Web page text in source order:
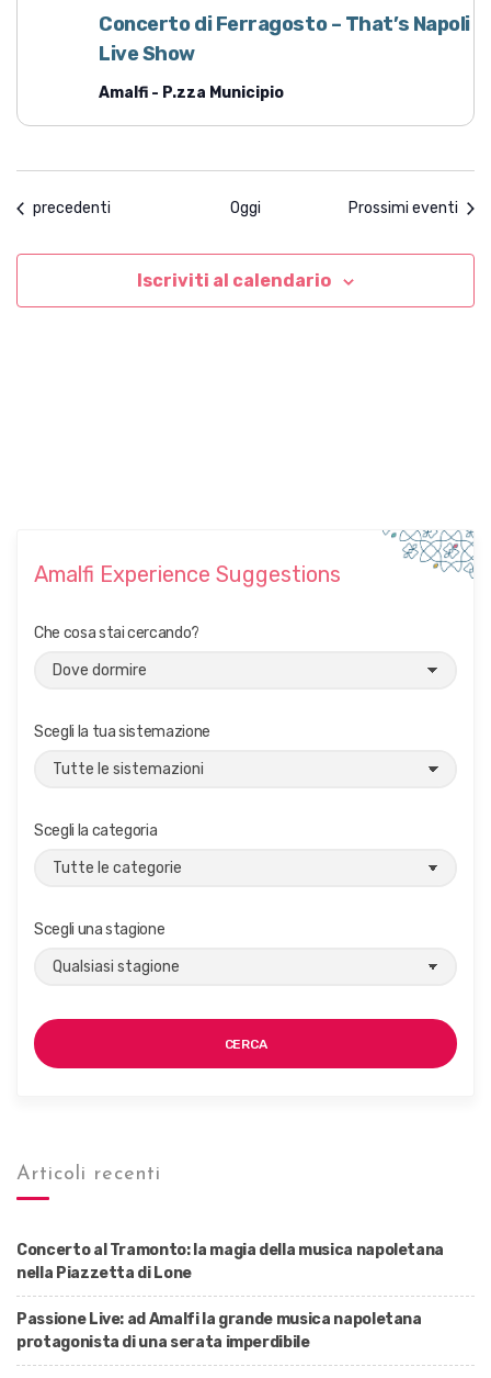
Concerto di Ferragosto – That’s Napoli
Live Show
Amalfi - P.zza Municipio
Eventi
precedenti Oggi Prossimi eventi
Iscriviti al calendario
Amalfi Experience Suggestions
Che cosa stai cercando?
Scegli la tua sistemazione
Scegli la categoria
Scegli una stagione
CERCA
Articoli recenti
Concerto al Tramonto: la magia della musica napoletana
nella Piazzetta di Lone
Passione Live: ad Amalfi la grande musica napoletana
protagonista di una serata imperdibile